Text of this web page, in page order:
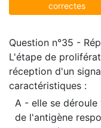
correctes
Question n°35 -
L'étape de
réception d'un
caractéristiques :
A - elle se
de l'antigène